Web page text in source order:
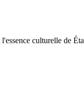
culturelle de